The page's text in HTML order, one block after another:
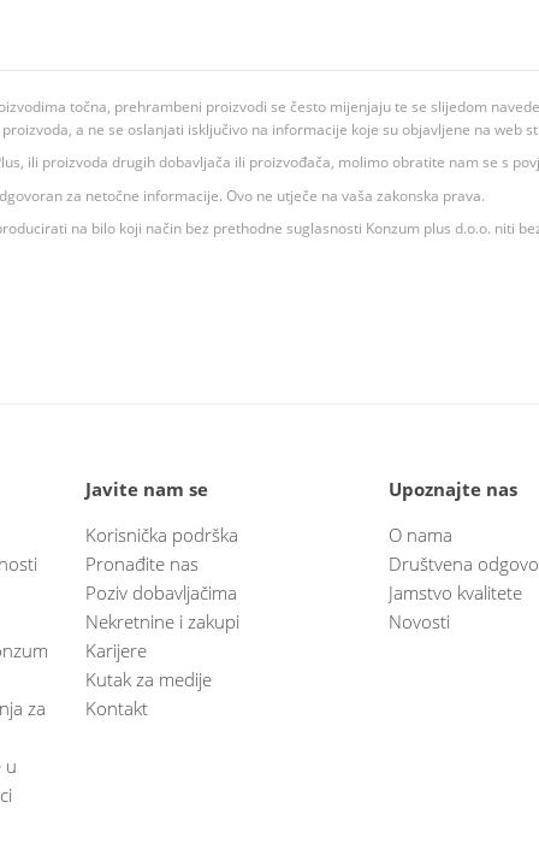
točna, prehrambeni proizvodi se često mijenjaju te se slijedom
a ne se oslanjati isključivo na informacije koje su objavljene na web
ili proizvoda drugih dobavljača ili proizvođača, molimo obratite nam se s
za netočne informacije. Ovo ne utječe na vaša zakonska prava.
na bilo koji način bez prethodne suglasnosti Konzum plus d.o.o. niti
za
u
Javite nam se
Korisnička podrška
Pronađite nas
Poziv dobavljačima
Nekretnine i zakupi
Karijere
Kutak za medije
Kontakt
Upoznajte nas
O nama
Društvena
Jamstvo kvalitete
Novosti